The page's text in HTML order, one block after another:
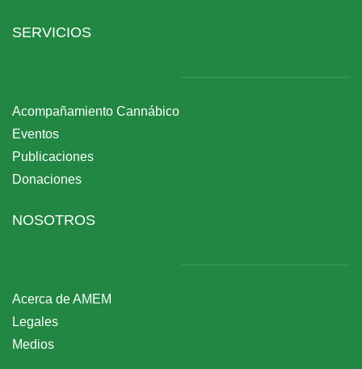
SERVICIOS
Acompañamiento Cannábico
Eventos
Publicaciones
Donaciones
NOSOTROS
Acerca de AMEM
Legales
Medios